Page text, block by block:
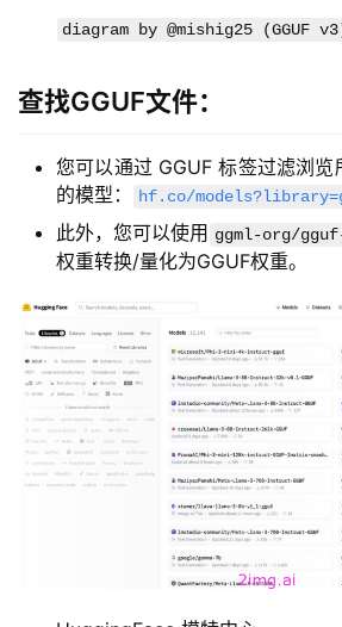
diagram by @mishig25 (GGUF
查找GGUF文件：
您可以通过 GGUF 标签过滤浏
的模型：
hf.co/
此外，您可以使用 ggml-org/
权重转换/量化为GGUF权重。